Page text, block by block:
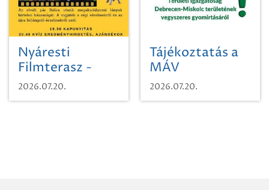
Nyáresti
Filmterasz -
Beugró a
Paradicsomba
2026.07.20.
Tájékoztatás a
MÁV
Pályaműködtetési
Zrt. Területi
2026.07.20.